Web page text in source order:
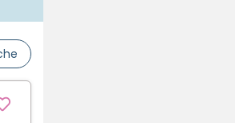
Se connecter avec Facebook
Se connecter avec LinkedIn